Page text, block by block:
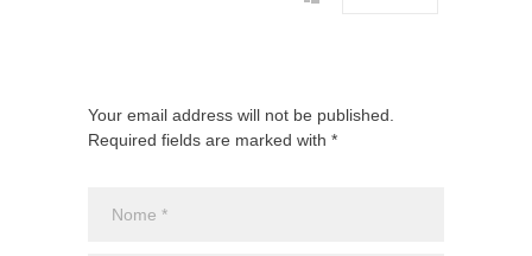
Your email address will not be published.
Required fields are marked with *